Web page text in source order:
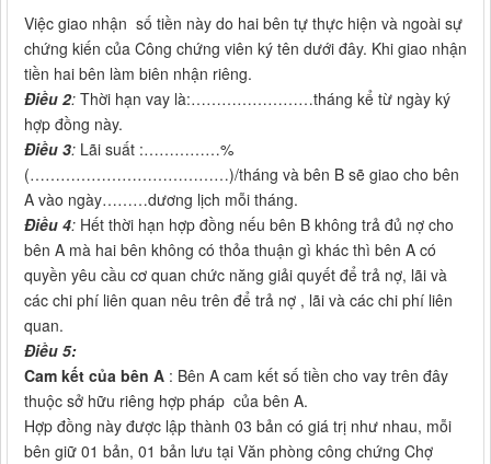
Việc giao nhận số tiền này do hai bên tự thực hiện và ngoài sự
chứng kiến của Công chứng viên ký tên dưới đây. Khi giao nhận
tiền hai bên làm biên nhận riêng.
Điều 2: Thời hạn vay là:……………………tháng kể từ ngày ký
hợp đồng này.
Điều 3: Lãi suất :……………%
(…………………………………)/tháng và bên B sẽ giao cho bên
A vào ngày………dương lịch mỗi tháng.
Điều 4: Hết thời hạn hợp đồng nếu bên B không trả đủ nợ cho
bên A mà hai bên không có thỏa thuận gì khác thì bên A có
quyền yêu cầu cơ quan chức năng giải quyết để trả nợ, lãi và
các chi phí liên quan nêu trên để trả nợ , lãi và các chi phí liên
quan.
Điều 5:
Cam kết của bên A : Bên A cam kết số tiền cho vay trên đây
thuộc sở hữu riêng hợp pháp của bên A.
Hợp đồng này được lập thành 03 bản có giá trị như nhau, mỗi
bên giữ 01 bản, 01 bản lưu tại Văn phòng công chứng Chợ